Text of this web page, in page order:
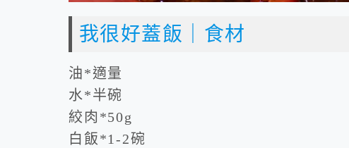
我很好蓋飯｜食材
油*適量
水*半碗
絞肉*50g
白飯*1-2碗